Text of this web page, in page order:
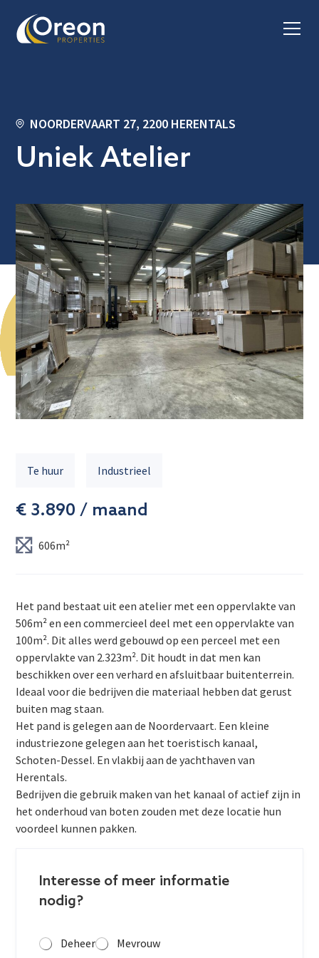
NOORDERVAART 27, 2200 HERENTALS
Uniek Atelier
Te huur Industrieel
€ 3.890 / maand
606m²
Het pand bestaat uit een atelier met een oppervlakte van
506m² en een commercieel deel met een oppervlakte van
100m². Dit alles werd gebouwd op een perceel met een
oppervlakte van 2.323m². Dit houdt in dat men kan
beschikken over een verhard en afsluitbaar buitenterrein.
Ideaal voor die bedrijven die materiaal hebben dat gerust
buiten mag staan.
Het pand is gelegen aan de Noordervaart. Een kleine
industriezone gelegen aan het toeristisch kanaal,
Schoten-Dessel. En vlakbij aan de yachthaven van
Herentals.
Bedrijven die gebruik maken van het kanaal of actief zijn in
het onderhoud van boten zouden met deze locatie hun
voordeel kunnen pakken.
Interesse of meer informatie
nodig?
Deheer Mevrouw